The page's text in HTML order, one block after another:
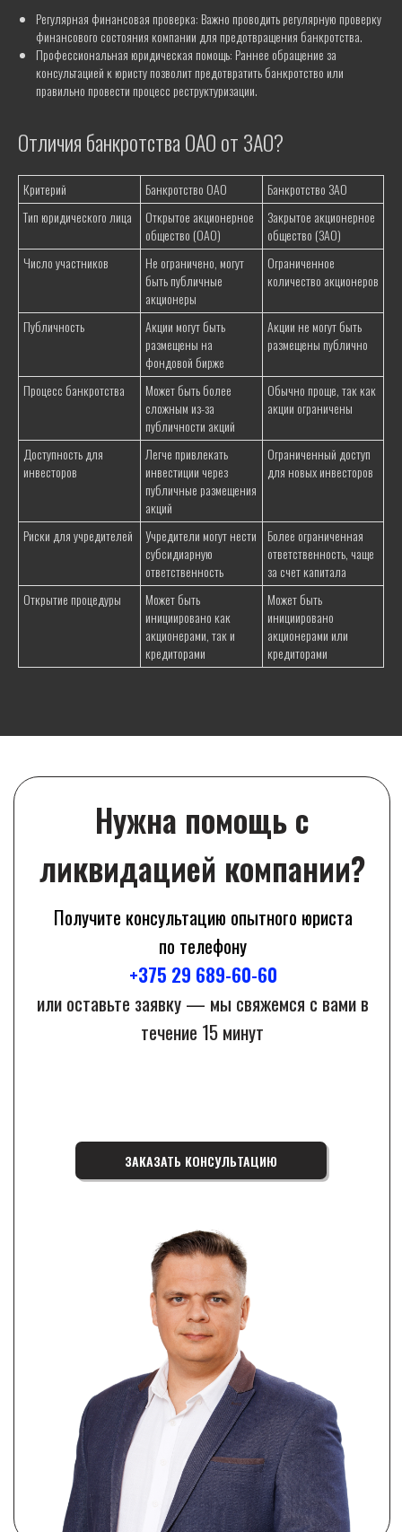
Регулярная финансовая проверка: Важно проводить регулярную проверку
финансового состояния компании для предотвращения банкротства.
Профессиональная юридическая помощь: Раннее обращение за
консультацией к юристу позволит предотвратить банкротство или
правильно провести процесс реструктуризации.
Отличия банкротства ОАО от ЗАО?
Критерий Банкротство ОАО
Банкротство ЗАО
Тип юридического лица
Открытое акционерное
общество (ОАО)
Закрытое акционерное
общество (ЗАО)
Число участников
Не ограничено, могут
быть публичные
акционеры
Ограниченное
количество акционеров
Публичность
Акции могут быть
размещены на
фондовой бирже
Акции не могут быть
размещены публично
Процесс банкротства
Может быть более
сложным из-за
публичности акций
Обычно проще, так как
акции ограничены
Доступность для
инвесторов
Легче привлекать
инвестиции через
публичные размещения
акций
Ограниченный доступ
для новых инвесторов
Риски для учредителей
Учредители могут нести
субсидиарную
ответственность
Более ограниченная
ответственность, чаще
за счет капитала
Открытие процедуры
Может быть
инициировано как
акционерами, так и
кредиторами
Может быть
инициировано
акционерами или
кредиторами
г. Минск, ул. Интернациональная,
д. 20А, офис 403
ООО "Продажа и ликвидация", УНП 193751465
ЛИКВИДАЦИЯ
ЛИКВИДАЦИЯ
Ликвидация компании в Солигорске
Ликвидация компании в Новогрудке
Ликвидация компании в Орше
Ликвидация компании в Новополоцке
Ликвидация компании в Шклове
Ликвидация компании в Светлогорске
Ликвидация компании в Пинске
Ликвидация компании в Борисове
Ликвидация компании в Барановичах
Ликвидация компании в Бобруйске
Ликвидация компании в Бресте
Ликвидация компании в Витебске
Ликвидация компании в Гомеле
Консультация по продаже бизнеса
Продажа с долгами
Смена учредителя
Покупка и продажа доли
Продажа ОДО
Завершение затянувшейся ликвидации
Ликвидация ООО без проверок
Ликвидация ООО с выездом
Ликвидация ООО на УСН
Добровольная ликвидация ООО
Ликвидация ООО с недостоверным адресом
Ликвидация ООО через продажу
Ликвидация ООО с нулевым балансом
Ликвидация ООО с долгами
Ликвидация ООО без долгов
Консультация по ликвидации компании
Ликвидация ОДО
Ликвидация ЧУП
Ликвидация ОАО
Ликвидация ЗАО
Быстрая ликвидация ООО с гарантией за 2
Быстрая ликвидация ИП с гарантией за 3
Ликвидация ИП с долгами
Ликвидация ИП